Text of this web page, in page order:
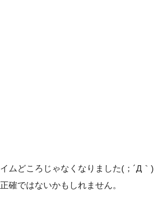
ムどころじゃなくなりました(；´Д｀)
確ではないかもしれません。